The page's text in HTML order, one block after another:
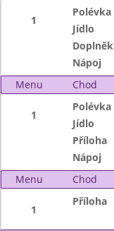
1
Polévka
Jídlo
Doplněk
Nápoj
Menu
Chod
1
Polévka
Jídlo
Příloha
Nápoj
Menu
Chod
1
Příloha